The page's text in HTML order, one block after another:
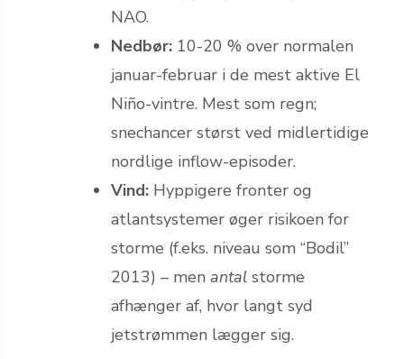
NAO.
Nedbør: 10-20 % over normalen
januar-februar i de mest aktive El
Niño-vintre. Mest som regn;
snechancer størst ved midlertidige
nordlige inflow-episoder.
Vind: Hyppigere fronter og
atlantsystemer øger risikoen for
storme (f.eks. niveau som “Bodil”
2013) – men antal storme
afhænger af, hvor langt syd
jetstrømmen lægger sig.